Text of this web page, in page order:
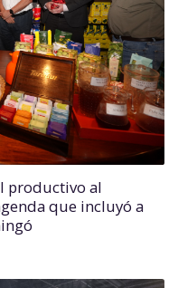
productivo al
que incluyó a